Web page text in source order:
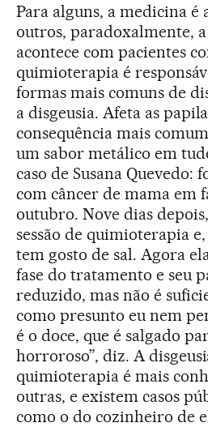
Para alguns, a medicina é
outros, paradoxalmente, a
acontece com pacientes
quimioterapia é
formas mais comuns de
a disgeusia. Afeta as
consequência mais
um sabor metálico em
caso de Susana Quevedo:
com câncer de mama em
outubro. Nove dias
sessão de quimioterapia
tem gosto de sal. Agora
fase do tratamento e seu
reduzido, mas não é
como presunto eu nem
é o doce, que é salgado
horroroso”, diz. A
quimioterapia é mais
outras, e existem casos
como o do cozinheiro de